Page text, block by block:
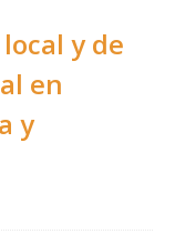
y de
en
y